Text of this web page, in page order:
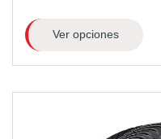
Ver opciones